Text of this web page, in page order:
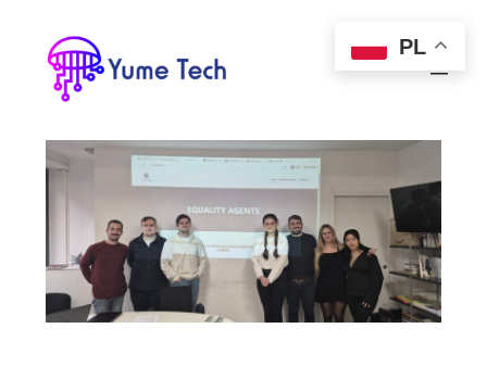
PL